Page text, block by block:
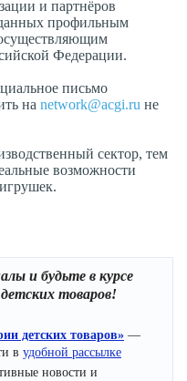
и партнёров
профильным
Федерации.
письмо
на network@acgi.ru не
сектор, тем
возможности
и будьте в курсе
товаров!
детских товаров» —
в удобной рассылке
новости и